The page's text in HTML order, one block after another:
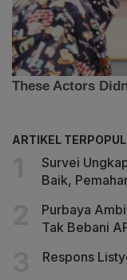
ARTIKEL
Survei
Baik,
Purbaya
Tak Bebani
Respons